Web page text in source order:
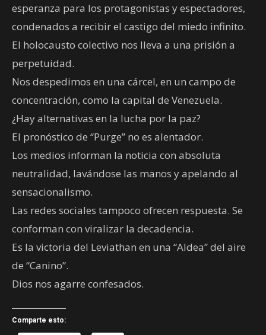
esperanza para los protagonistas y espectadores,
condenados a recibir el castigo del miedo infinito.
El holocausto colectivo nos lleva a una prisión a
perpetuidad.
Nos despedimos en una cárcel, en un campo de
concentración, como la capital de Venezuela.
¿Hay alternativas en la lucha por la paz?
El pronóstico de “Purge” no es alentador.
Los medios informan la noticia con absoluta
neutralidad, lavándose las manos y apelando al
sensacionalismo.
Las redes sociales tampoco ofrecen respuesta. Se
conforman con viralizar la decadencia.
Es la victoria del Leviathan en una “Aldea” del aire
de “Canino”.
Dios nos agarre confesados.
Comparte esto: